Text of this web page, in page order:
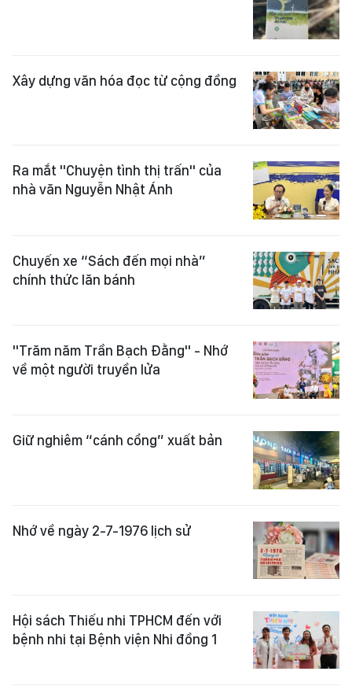
Xây dựng văn hóa đọc từ cộng đồng
Ra mắt "Chuyện tình thị trấn" của
nhà văn Nguyễn Nhật Ánh
Chuyến xe “Sách đến mọi nhà”
chính thức lăn bánh
"Trăm năm Trần Bạch Đằng" - Nhớ
về một người truyền lửa
Giữ nghiêm “cánh cổng” xuất bản
Nhớ về ngày 2-7-1976 lịch sử
Hội sách Thiếu nhi TPHCM đến với
bệnh nhi tại Bệnh viện Nhi đồng 1